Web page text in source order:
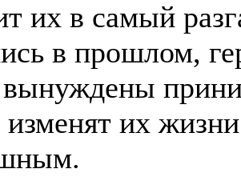
их в самый
в прошлом,
изменят их